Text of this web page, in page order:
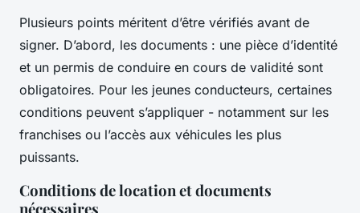
Plusieurs points méritent d’être vérifiés avant de
signer. D’abord, les documents : une pièce d’identité
et un permis de conduire en cours de validité sont
obligatoires. Pour les jeunes conducteurs, certaines
conditions peuvent s’appliquer - notamment sur les
franchises ou l’accès aux véhicules les plus
puissants.
Conditions de location et documents
nécessaires